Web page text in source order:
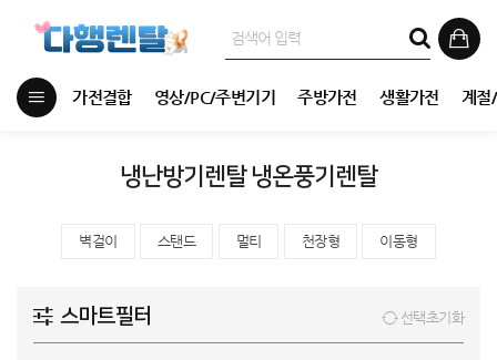
가전결합 영상/PC/주변기기 주방가전 생활가전 계절
냉난방기렌탈 냉온풍기렌탈
벽걸이 스탠드 멀티 천장형 이동형
스마트필터 선택초기화